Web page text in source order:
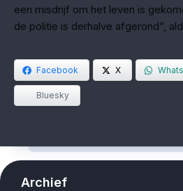
een misdrijf om het leven is
de politie is derhalve afgerond”,
Facebook X
Bluesky
Archief